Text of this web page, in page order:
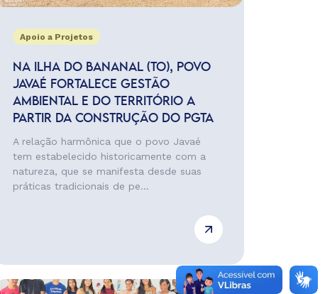
Apoio a Projetos
NA ILHA DO BANANAL (TO), POVO
JAVAÉ FORTALECE GESTÃO
AMBIENTAL E DO TERRITÓRIO A
PARTIR DA CONSTRUÇÃO DO PGTA
A relação harmônica que o povo Javaé
tem estabelecido historicamente com a
natureza, que se manifesta desde suas
práticas tradicionais de pe...